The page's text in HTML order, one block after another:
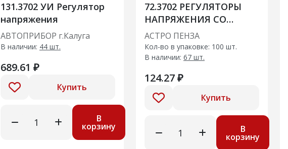
131.3702 УИ Регулятор
напряжения
АВТОПРИБОР г.Калуга
В наличии: 44 шт.
689.61 ₽
Купить
В
корзину
72.3702 РЕГУЛЯТОРЫ
НАПРЯЖЕНИЯ СО
ЩЕТ.УЗЛОМ
АСТРО ПЕНЗА
Кол-во в упаковке: 100 шт.
В наличии: 67 шт.
124.27 ₽
Купить
В
корзину